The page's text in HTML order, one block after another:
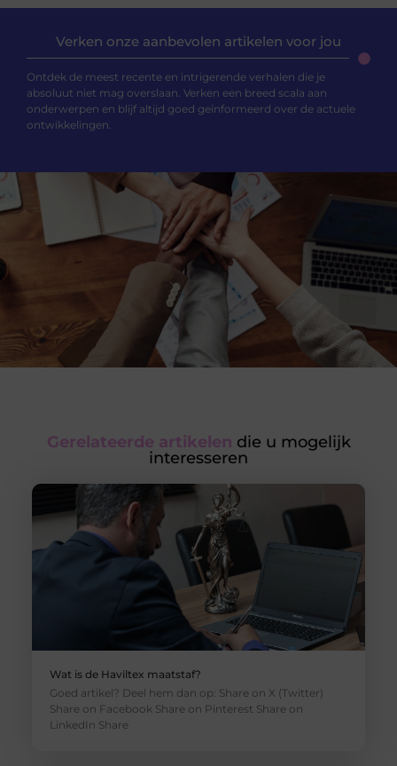
Verken onze aanbevolen artikelen voor jou
Ontdek de meest recente en intrigerende verhalen die je
absoluut niet mag overslaan. Verken een breed scala aan
onderwerpen en blijf altijd goed geïnformeerd over de actuele
ontwikkelingen.
Gerelateerde artikelen die u mogelijk
interesseren
Wat is de Haviltex maatstaf?
Goed artikel? Deel hem dan op: Share on X (Twitter)
Share on Facebook Share on Pinterest Share on
LinkedIn Share